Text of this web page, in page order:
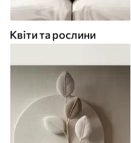
Квіти та рослини